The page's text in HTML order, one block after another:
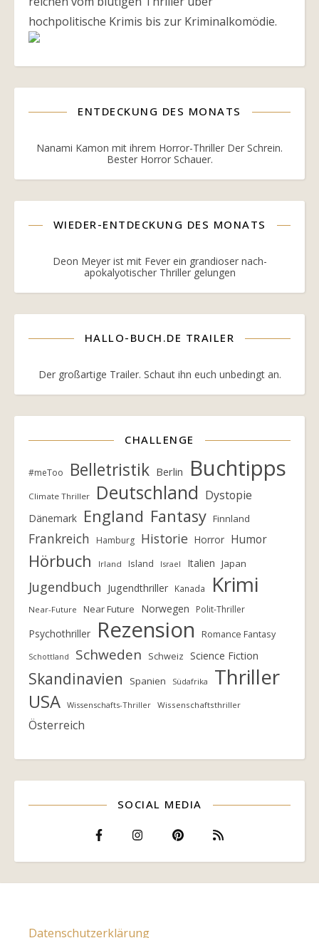
hochpolitische Krimis bis zur Kriminalkomödie.
ENTDECKUNG DES MONATS
Nanami Kamon mit ihrem Horror-Thriller Der Schrein.
Bester Horror Schauer.
WIEDER-ENTDECKUNG DES MONATS
Deon Meyer ist mit Fever ein grandioser nach-
apokalyotischer Thriller gelungen
HALLO-BUCH.DE TRAILER
Der großartige Trailer. Schaut ihn euch unbedingt an.
CHALLENGE
#meToo Belletristik Berlin Buchtipps
Climate Thriller Deutschland Dystopie
Dänemark England Fantasy Finnland
Frankreich Hamburg Historie Horror Humor
Hörbuch Irland Island Israel Italien Japan
Jugendbuch Jugendthriller Kanada Krimi
Near-Future Near Future Norwegen Polit-Thriller
Psychothriller Rezension Romance Fantasy
Schottland Schweden Schweiz Science Fiction
Skandinavien Spanien Südafrika Thriller
USA Wissenschafts-Thriller Wissenschaftsthriller
Österreich
SOCIAL MEDIA
Datenschutzerklärung